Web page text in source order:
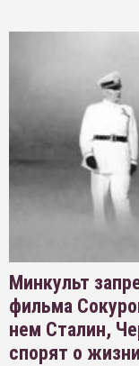
Минкульт
фильма
нем Сталин,
спорят о жизни